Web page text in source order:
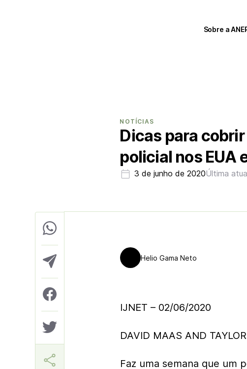
Sobre a
NOTÍCIAS
Dicas para
policial nos EUA
3 de junho de 2020Última
Helio Gama Neto
IJNET – 02/06/2020
DAVID MAAS AND
Faz uma semana que um